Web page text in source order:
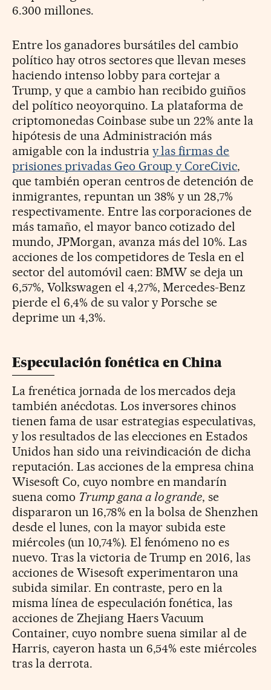
6.300 millones.
Entre los ganadores bursátiles del cambio
político hay otros sectores que llevan meses
haciendo intenso lobby para cortejar a
Trump, y que a cambio han recibido guiños
del político neoyorquino. La plataforma de
criptomonedas Coinbase sube un 22% ante la
hipótesis de una Administración más
amigable con la industria y las firmas de
prisiones privadas Geo Group y CoreCivic,
que también operan centros de detención de
inmigrantes, repuntan un 38% y un 28,7%
respectivamente. Entre las corporaciones de
más tamaño, el mayor banco cotizado del
mundo, JPMorgan, avanza más del 10%. Las
acciones de los competidores de Tesla en el
sector del automóvil caen: BMW se deja un
6,57%, Volkswagen el 4,27%, Mercedes-Benz
pierde el 6,4% de su valor y Porsche se
deprime un 4,3%.
Especulación fonética en China
La frenética jornada de los mercados deja
también anécdotas. Los inversores chinos
tienen fama de usar estrategias especulativas,
y los resultados de las elecciones en Estados
Unidos han sido una reivindicación de dicha
reputación. Las acciones de la empresa china
Wisesoft Co, cuyo nombre en mandarín
suena como Trump gana a lo grande, se
dispararon un 16,78% en la bolsa de Shenzhen
desde el lunes, con la mayor subida este
miércoles (un 10,74%). El fenómeno no es
nuevo. Tras la victoria de Trump en 2016, las
acciones de Wisesoft experimentaron una
subida similar. En contraste, pero en la
misma línea de especulación fonética, las
acciones de Zhejiang Haers Vacuum
Container, cuyo nombre suena similar al de
Harris, cayeron hasta un 6,54% este miércoles
tras la derrota.